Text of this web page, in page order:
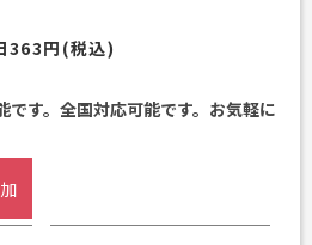
円(税込)
です。全国対応可能です。お気軽に